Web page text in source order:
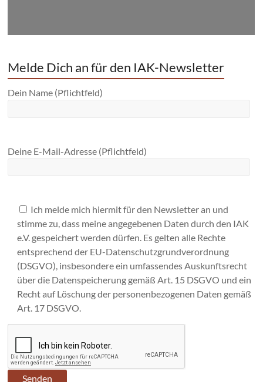
Melde Dich an für den IAK-Newsletter
Dein Name (Pflichtfeld)
Deine E-Mail-Adresse (Pflichtfeld)
Ich melde mich hiermit für den Newsletter an und
stimme zu, dass meine angegebenen Daten durch den IAK
e.V. gespeichert werden dürfen. Es gelten alle Rechte
entsprechend der EU-Datenschutzgrundverordnung
(DSGVO), insbesondere ein umfassendes Auskunftsrecht
über die Datenspeicherung gemäß Art. 15 DSGVO und ein
Recht auf Löschung der personenbezogenen Daten gemäß
Art. 17 DSGVO.